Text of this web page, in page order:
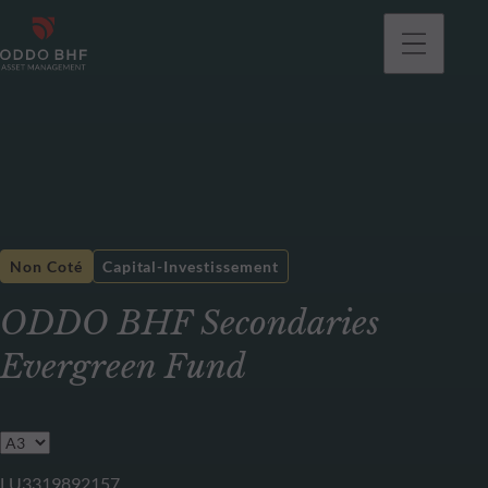
ODDO BHF Secondaries
Evergreen Fund
Non Coté Capital-Investissement
LU3319892157